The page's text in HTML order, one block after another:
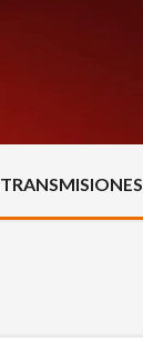
TRANSMISIONES